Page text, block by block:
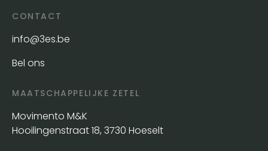
CONTACT
info@3es.be
Bel ons
MAATSCHAPPELIJKE ZETEL
Movimento M&K
Hooilingenstraat 18, 3730 Hoeselt